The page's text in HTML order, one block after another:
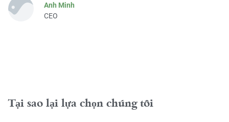
Anh Minh
CEO
Tại sao lại lựa chọn chúng tôi